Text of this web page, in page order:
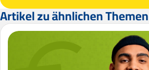
Artikel zu ähnlichen Themen